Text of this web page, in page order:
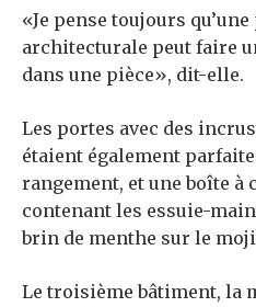
«Je pense toujours
architecturale peut faire
dans une pièce», dit-elle.
Les portes avec des
étaient également
rangement, et une boîte à
contenant les essuie-
brin de menthe sur le
Le troisième bâtiment, la